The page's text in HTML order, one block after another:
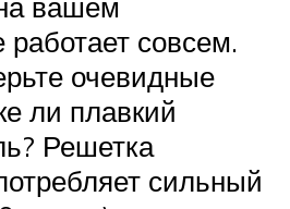
совсем.
очевидные
ли плавкий
Решетка
сильный